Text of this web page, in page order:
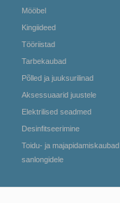
Mööbel
Kingiideed
Tööriistad
Tarbekaubad
Põlled ja juuksurilinad
Aksessuaarid juustele
Elektrilised seadmed
Desinfitseerimine
Toidu- ja majapidamiskaubad
sanlongidele